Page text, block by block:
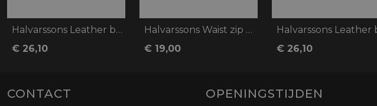
Halvarssons Leather belt
€ 26,10
Halvarssons Waist zip V2
€ 19,00
€ 26,10
CONTACT OPENINGSTIJDEN